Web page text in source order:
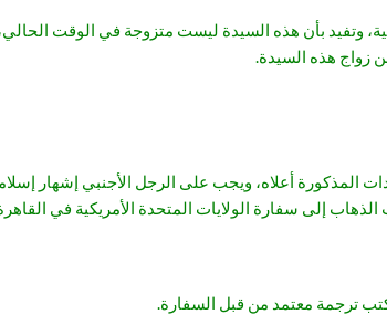
وتفيد بأن هذه السيدة ليست متزوجة في الوقت
زواج هذه السيدة.
أعلاه، ويجب على الرجل الأجنبي إشهار
إلى سفارة الولايات المتحدة الأمريكية في
ترجمة معتمد من قبل السفارة.